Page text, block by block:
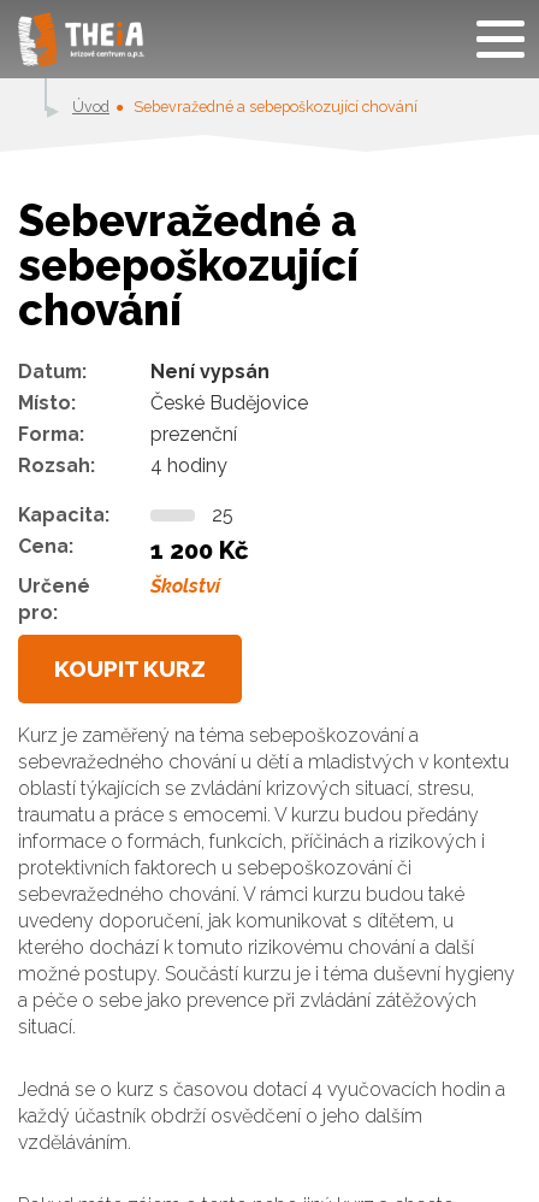
Úvod Sebevražedné a sebepoškozující chování
Sebevražedné a
sebepoškozující
chování
Datum:
Není vypsán
Místo:
České Budějovice
Forma:
prezenční
Rozsah:
4 hodiny
Kapacita:
25
Cena:
1 200 Kč
Určené
pro:
Školství
KOUPIT KURZ
Kurz je zaměřený na téma sebepoškozování a
sebevražedného chování u dětí a mladistvých v kontextu
oblastí týkajících se zvládání krizových situací, stresu,
traumatu a práce s emocemi. V kurzu budou předány
informace o formách, funkcích, příčinách a rizikových i
protektivních faktorech u sebepoškozování či
sebevražedného chování. V rámci kurzu budou také
uvedeny doporučení, jak komunikovat s dítětem, u
kterého dochází k tomuto rizikovému chování a další
možné postupy. Součástí kurzu je i téma duševní hygieny
a péče o sebe jako prevence při zvládání zátěžových
situací.
Jedná se o kurz s časovou dotací 4 vyučovacích hodin a
každý účastník obdrží osvědčení o jeho dalším
vzděláváním.